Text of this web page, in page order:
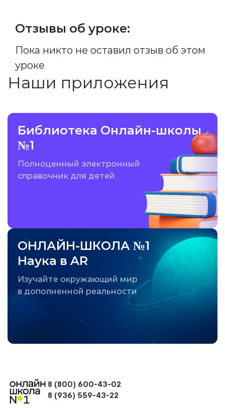
Отзывы об уроке:
Пока никто не оставил отзыв об этом
уроке
Наши приложения
Библиотека Онлайн-школы
№1
Полноценный электронный
справочник для детей
ОНЛАЙН-ШКОЛА №1
Наука в AR
Изучайте окружающий мир
в дополненной реальности
8 (800) 600-43-02
8 (936) 559-43-22